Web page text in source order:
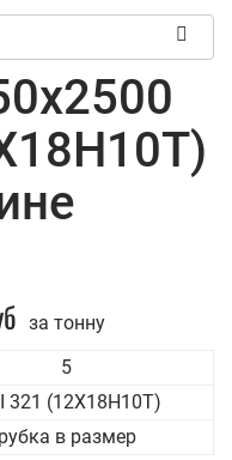
за тонну
5
321 (12Х18Н10Т)
рубка в размер